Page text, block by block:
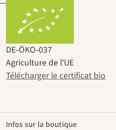
DE‑ÖKO‑037
Agriculture de l'UE
Télécharger le certificat bio
Infos sur la boutique